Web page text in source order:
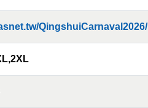
QingshuiCarnaval2026/